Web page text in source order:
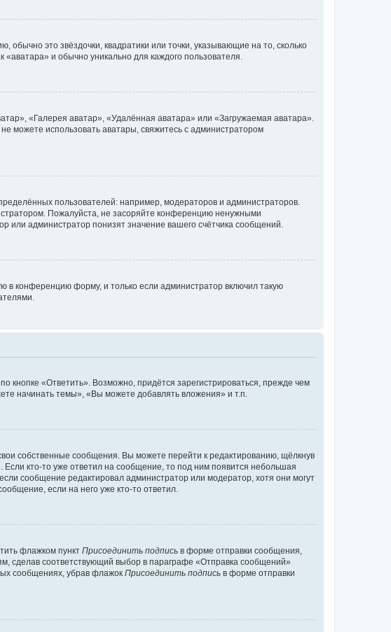
обычно это звёздочки, квадратики или точки, указывающие на то, сколько
и обычно уникально для каждого пользователя.
«Галерея аватар», «Удалённая аватара» или «Загружаемая аватара».
можете использовать аватары, свяжитесь с администратором
пользователей: например, модераторов и администраторов.
Пожалуйста, не засоряйте конференцию ненужными
администратор понизят значение вашего счётчика сообщений.
в конференцию форму, и только если администратор включил такую
«Ответить». Возможно, придётся зарегистрироваться, прежде чем
начинать темы», «Вы можете добавлять вложения» и т.п.
собственные сообщения. Вы можете перейти к редактированию, щёлкнув
Если кто-то уже ответил на сообщение, то под ним появится небольшая
сообщение редактировал администратор или модератор, хотя они могут
если на него уже кто-то ответил.
флажком пункт Присоединить подпись в форме отправки сообщения,
сделав соответствующий выбор в параграфе «Отправка сообщений»
сообщениях, убрав флажок Присоединить подпись в форме отправки